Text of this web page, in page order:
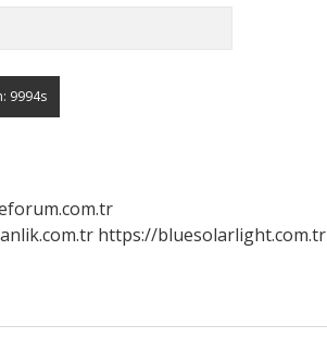
https://bluesolarlight.com.tr